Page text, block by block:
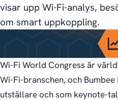
visar upp Wi-Fi-analys,
om smart uppkoppling.
Wi-Fi World Congress är
Wi-Fi-branschen, och
utställare och som keynote-